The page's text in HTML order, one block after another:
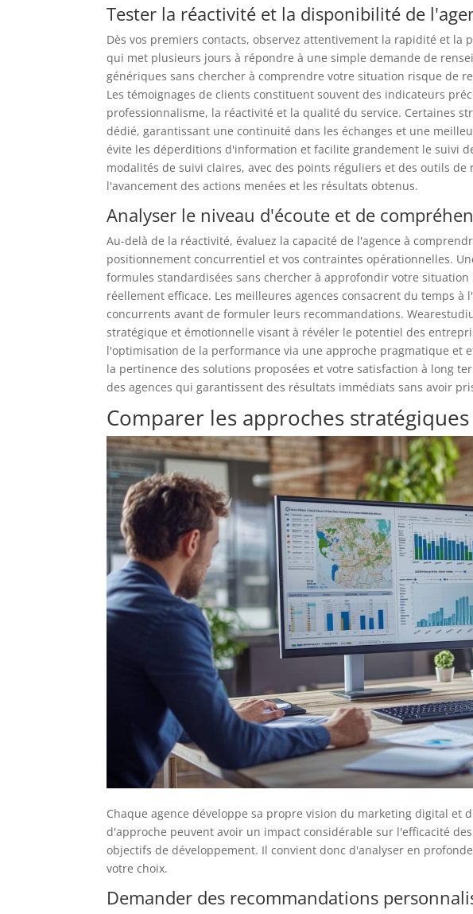
Tester la réactivité et la disponibilité de
Dès vos premiers contacts, observez attentivement la rapidité et la
qui met plusieurs jours à répondre à une simple demande de
génériques sans chercher à comprendre votre situation risque de
Les témoignages de clients constituent souvent des indicateurs
professionnalisme, la réactivité et la qualité du service. Certaines
dédié, garantissant une continuité dans les échanges et une
évite les déperditions d'information et facilite grandement le suivi
modalités de suivi claires, avec des points réguliers et des outils
l'avancement des actions menées et les résultats obtenus.
Analyser le niveau d'écoute et de
Au-delà de la réactivité, évaluez la capacité de l'agence à
positionnement concurrentiel et vos contraintes opérationnelles.
formules standardisées sans chercher à approfondir votre
réellement efficace. Les meilleures agences consacrent du temps
concurrents avant de formuler leurs recommandations.
stratégique et émotionnelle visant à révéler le potentiel des
l'optimisation de la performance via une approche pragmatique et
la pertinence des solutions proposées et votre satisfaction à long
des agences qui garantissent des résultats immédiats sans avoir
Comparer les approches
Chaque agence développe sa propre vision du marketing digital et
d'approche peuvent avoir un impact considérable sur l'efficacité
objectifs de développement. Il convient donc d'analyser en
votre choix.
Demander des recommandations